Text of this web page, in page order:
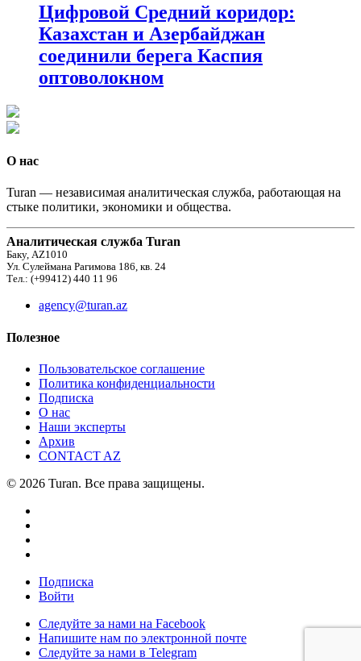
Цифровой Средний коридор:
Казахстан и Азербайджан
соединили берега Каспия
оптоволокном
О нас
Turan — независимая аналитическая служба, работающая на
стыке политики, экономики и общества.
Аналитическая служба Turan
Баку, AZ1010
Ул. Сулеймана Рагимова 186, кв. 24
Тел.: (+99412) 440 11 96
agency@turan.az
Полезное
Пользовательское соглашение
Политика конфиденциальности
Подписка
О нас
Наши эксперты
Архив
CONTACT AZ
© 2026 Turan. Все права защищены.
Подписка
Войти
Следуйте за нами на Facebook
Напишите нам по электронной почте
Следуйте за нами в Telegram